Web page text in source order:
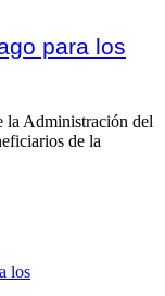
para los
la Administración del
de la